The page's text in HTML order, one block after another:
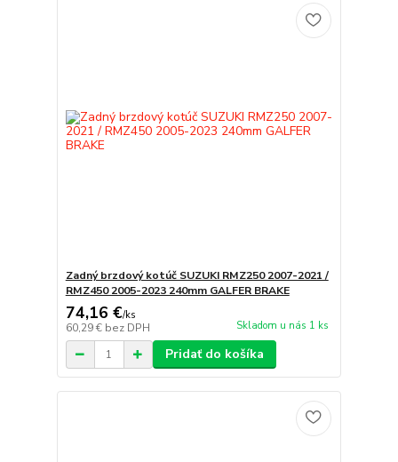
Zadný brzdový kotúč SUZUKI RMZ250 2007-2021 /
RMZ450 2005-2023 240mm GALFER BRAKE
74,16 €/ks
60,29 € bez DPH Skladom u nás 1 ks
Pridať do košíka